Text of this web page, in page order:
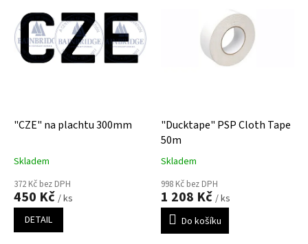
"CZE" na plachtu 300mm
Skladem
372 Kč bez DPH
450 Kč / ks
DETAIL
"Ducktape" PSP Cloth Tape
50m
Skladem
998 Kč bez DPH
1 208 Kč / ks
Do košíku